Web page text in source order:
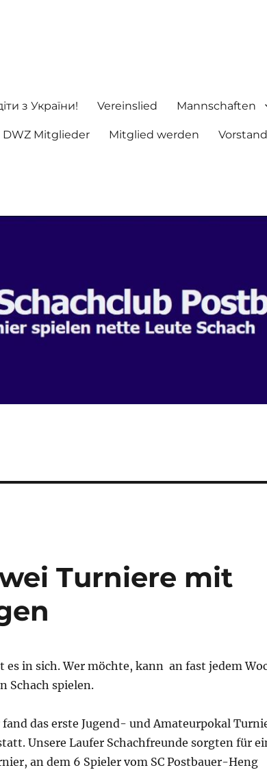
з України! Vereinslied Mannschaften
DWZ Mitglieder Mitglied werden Vorstand
Turniere mit
es in sich. Wer möchte, kann an fast jedem
Schach spielen.
fand das erste Jugend- und Amateurpokal
Unsere Laufer Schachfreunde sorgten für
an dem 6 Spieler vom SC Postbauer-Heng